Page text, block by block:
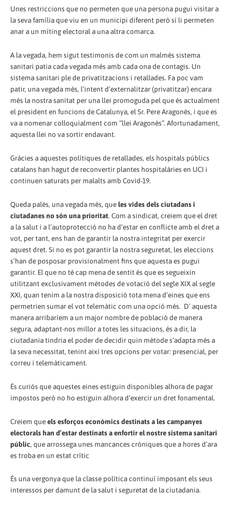
Unes restriccions que no permeten que una persona pugui visitar a
la seva família que viu en un municipi diferent però sí li permeten
anar a un míting electoral a una altra comarca.
A la vegada, hem sigut testimonis de com un malmès sistema
sanitari patia cada vegada més amb cada ona de contagis. Un
sistema sanitari ple de privatitzacions i retallades. Fa poc vam
patir, una vegada més, l’intent d’externalitzar (privatitzar) encara
més la nostra sanitat per una llei promoguda pel que és actualment
el president en funcions de Catalunya, el Sr. Pere Aragonès, i que es
va a nomenar col·loquialment com “llei Aragonès”. Afortunadament,
aquesta llei no va sortir endavant.
Gràcies a aquestes polítiques de retallades, els hospitals públics
catalans han hagut de reconvertir plantes hospitalàries en UCI i
continuen saturats per malalts amb Covid-19.
Queda palès, una vegada més, queles vides dels ciutadans i
ciutadanes no són una prioritat. Com a sindicat, creiem que el dret
a la salut i a l’autoprotecció no ha d’estar en conflicte amb el dret a
vot, per tant, ens han de garantir la nostra integritat per exercir
aquest dret. Si no es pot garantir la nostra seguretat, les eleccions
s’han de posposar provisionalment fins que aquesta es pugui
garantir. El que no té cap mena de sentit és que es segueixin
utilitzant exclusivament mètodes de votació del segle XIX al segle
XXI, quan tenim a la nostra disposició tota mena d’eines que ens
permetrien sumar el vot telemàtic com una opció més. D’ aquesta
manera arribaríem a un major nombre de població de manera
segura, adaptant-nos millor a totes les situacions, és a dir, la
ciutadania tindria el poder de decidir quin mètode s’adapta més a
la seva necessitat, tenint així tres opcions per votar: presencial, per
correu i telemàticament.
És curiós que aquestes eines estiguin disponibles alhora de pagar
impostos però no ho estiguin alhora d’exercir un dret fonamental.
Creiem queels esforços econòmics destinats a les campanyes
electorals han d’estar destinats a enfortir el nostre sistema sanitari
públic, que arrossega unes mancances cròniques que a hores d’ara
es troba en un estat crític
És una vergonya que la classe política continuï imposant els seus
interessos per damunt de la salut i seguretat de la ciutadania.